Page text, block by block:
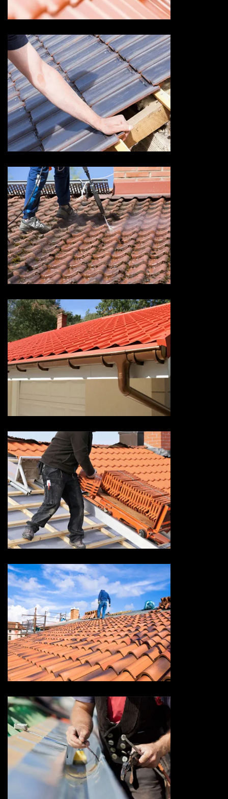
Devis fuite de toiture 73
Savoie
Devis nettoyage de toiture 73
Savoie
Devis pose de gouttière 73
Devis réparation de toiture 73
Savoie
Devis toiture 73 Savoie
Devis zingueur 73 Savoie